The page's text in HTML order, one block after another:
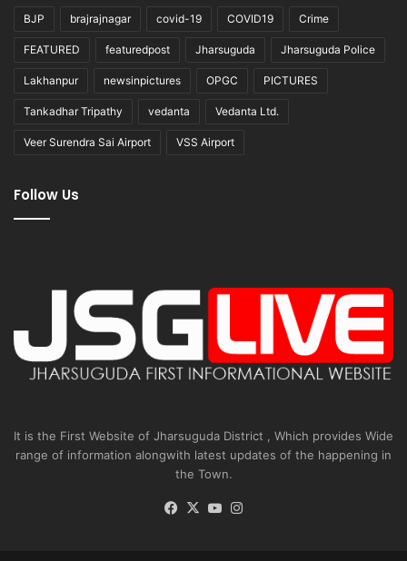
BJP brajrajnagar covid-19 COVID19 Crime
FEATURED featuredpost Jharsuguda Jharsuguda Police
Lakhanpur newsinpictures OPGC PICTURES
Tankadhar Tripathy vedanta Vedanta Ltd.
Veer Surendra Sai Airport VSS Airport
Follow Us
It is the First Website of Jharsuguda District , Which provides Wide
range of information alongwith latest updates of the happening in
the Town.
Facebook
X YouTube